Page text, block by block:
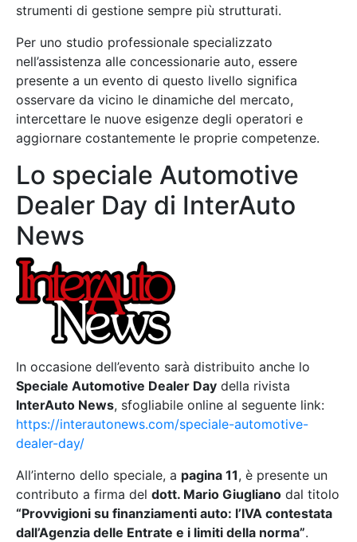
strumenti di gestione sempre più strutturati.
Per uno studio professionale specializzato
nell’assistenza alle concessionarie auto, essere
presente a un evento di questo livello significa
osservare da vicino le dinamiche del mercato,
intercettare le nuove esigenze degli operatori e
aggiornare costantemente le proprie competenze.
Lo speciale Automotive
Dealer Day di InterAuto
News
In occasione dell’evento sarà distribuito anche lo
Speciale Automotive Dealer Day della rivista
InterAuto News, sfogliabile online al seguente link:
https://interautonews.com/speciale-automotive-
dealer-day/
All’interno dello speciale, a pagina 11, è presente un
contributo a firma del dott. Mario Giugliano dal titolo
“Provvigioni su finanziamenti auto: l’IVA contestata
dall’Agenzia delle Entrate e i limiti della norma”.